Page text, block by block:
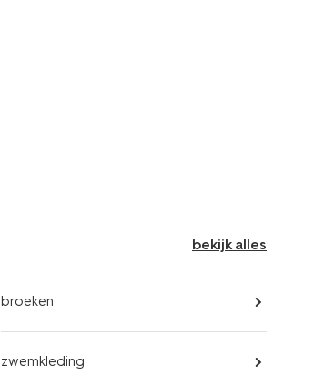
bekijk alles
broeken
zwemkleding